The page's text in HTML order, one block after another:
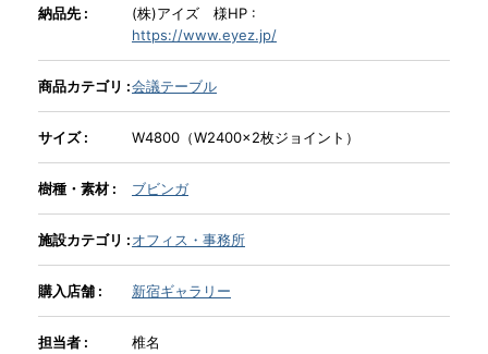
全商品一覧
納品事例
INFORMATION
納品先 :
(株)アイズ 様HP :
https://www.eyez.jp/
商品カテゴリ :会議テーブル
サイズ : W4800（W2400×2枚ジョイント）
樹種・素材 : ブビンガ
施設カテゴリ :オフィス・事務所
購入店舗 : 新宿ギャラリー
担当者 : 椎名